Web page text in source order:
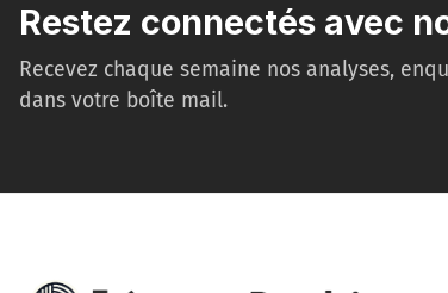
Restez connectés avec
Recevez chaque semaine nos analyses,
dans votre boîte mail.